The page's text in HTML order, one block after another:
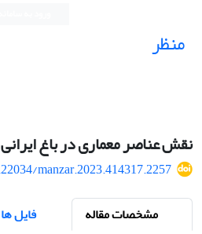
منظر
نقش عناصر معماری در باغ ایرانی
manzar.2023.414317.2257
مشخصات مقاله
فایل ها